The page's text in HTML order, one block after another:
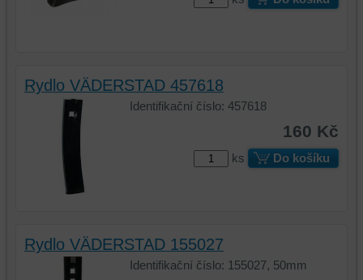
Rydlo VÄDERSTAD 457618
Identifikační číslo: 457618
160 Kč
ks Do košíku
Rydlo VÄDERSTAD 155027
Identifikační číslo: 155027, 50mm